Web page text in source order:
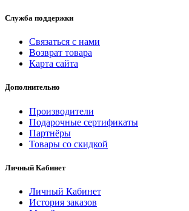
Служба поддержки
Связаться с нами
Возврат товара
Карта сайта
Дополнительно
Производители
Подарочные сертификаты
Партнёры
Товары со скидкой
Личный Кабинет
Личный Кабинет
История заказов